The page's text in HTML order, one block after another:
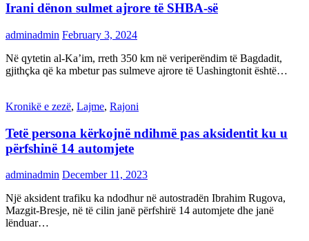
Irani dënon sulmet ajrore të SHBA-së
adminadmin February 3, 2024
Në qytetin al-Ka’im, rreth 350 km në veriperëndim të Bagdadit,
gjithçka që ka mbetur pas sulmeve ajrore të Uashingtonit është…
Kronikë e zezë, Lajme, Rajoni
Tetë persona kërkojnë ndihmë pas aksidentit ku u
përfshinë 14 automjete
adminadmin December 11, 2023
Një aksident trafiku ka ndodhur në autostradën Ibrahim Rugova,
Mazgit-Bresje, në të cilin janë përfshirë 14 automjete dhe janë
lënduar…